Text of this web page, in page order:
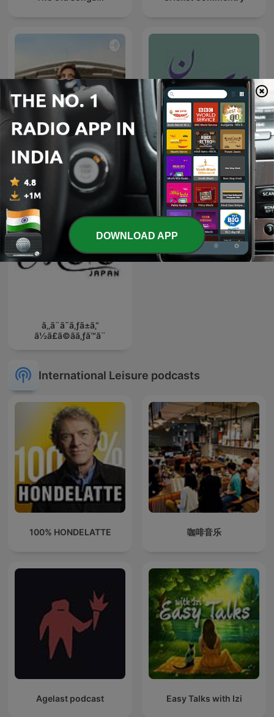
#1 डीजल कार में गलती से पेट्रोल डल
जाता है, तो खुद
دایره داستان
ã‚‚ã¨ã˜ã‚ƒã±ã‚“
ã½ã£ã©ãã‚ƒã™ã¨
International Leisure podcasts
100% HONDELATTE 咖啡音乐
Agelast podcast Easy Talks with Izi
DOWNLOAD APP